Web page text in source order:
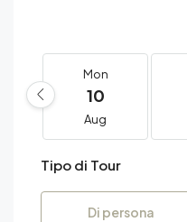
Mon
10
Aug
Tipo di Tour
Di persona